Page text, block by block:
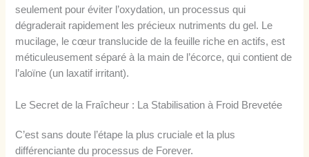
seulement pour éviter l’oxydation, un processus qui
dégraderait rapidement les précieux nutriments du gel. Le
mucilage, le cœur translucide de la feuille riche en actifs, est
méticuleusement séparé à la main de l’écorce, qui contient de
l’aloïne (un laxatif irritant).
Le Secret de la Fraîcheur : La Stabilisation à Froid Brevetée
C’est sans doute l’étape la plus cruciale et la plus
différenciante du processus de Forever.